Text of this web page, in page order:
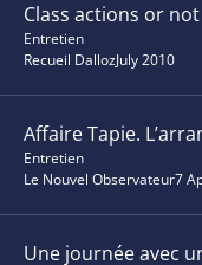
Class actions or
Entretien
Recueil DallozJuly 2010
Affaire Tapie.
Entretien
Le Nouvel Observateur7
Une journée avec